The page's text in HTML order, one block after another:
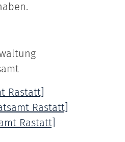
Rastatt]
Rastatt]
Rastatt]